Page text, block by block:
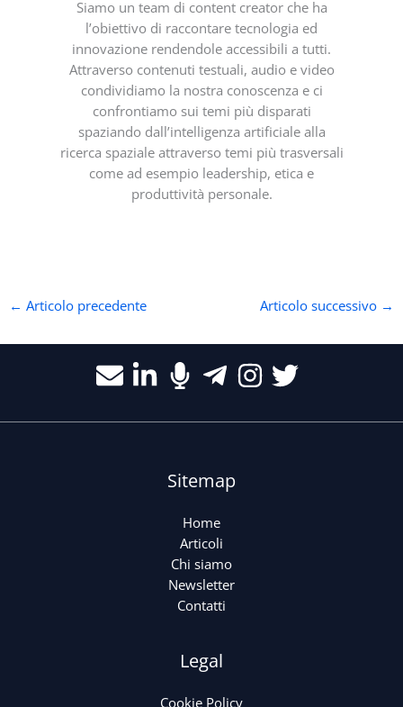
Siamo un team di content creator che ha
l’obiettivo di raccontare tecnologia ed
innovazione rendendole accessibili a tutti.
Attraverso contenuti testuali, audio e video
condividiamo la nostra conoscenza e ci
confrontiamo sui temi più disparati
spaziando dall’intelligenza artificiale alla
ricerca spaziale attraverso temi più trasversali
come ad esempio leadership, etica e
produttività personale.
← Articolo precedente Articolo successivo →
Sitemap
Home
Articoli
Chi siamo
Newsletter
Contatti
Legal
Cookie Policy